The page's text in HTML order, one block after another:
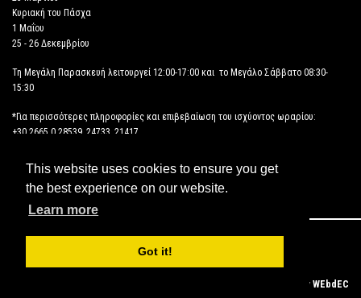
This website uses cookies to ensure you get
the best experience on our website.
Learn more
Got it!
Κυριακή του Πάσχα
1 Μαΐου
25 - 26 Δεκεμβρίου
Τη Μεγάλη Παρασκευή λειτουργεί 12:00-17:00 και το Μεγάλο Σάββατο 08:30-
15:30
*Για περισσότερες πληροφορίες και επιβεβαίωση του ισχύοντος ωραρίου:
+30 2665 0 28539, 24733, 21417
ΔΗΛΩΣΗ ΠΡΟΣΒΑΣΙΜΟΤΗΤΑΣ
Copyright © 2026 ΑΡΧΑΙΟΛΟΓΙΚΟ ΜΟΥΣΕΙΟ ΗΓΟΥΜΕΝΙΤΣΑΣ
Powered by WEbdEC